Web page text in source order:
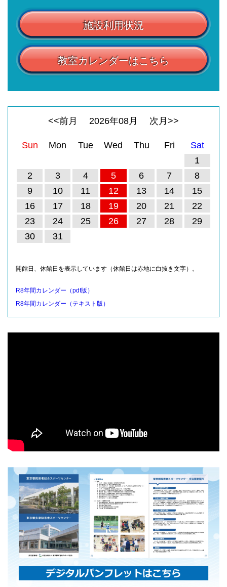
施設利用状況
教室カレンダーはこちら
<<前月 2026年08月 次月>>
Sun Mon Tue Wed Thu Fri
Sat
1
2
3 4 5 6 7
8
9
10 11 12 13 14
15
16
17 18 19 20 21
22
23
24 25 26 27 28
29
30
31
開館日、休館日を表示しています（休館日は赤地に白抜き文字）。
R8年間カレンダー（pdf版）
R8年間カレンダー（テキスト版）